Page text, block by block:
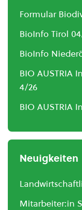
Formular
BioInfo Tirol
BioInfo
BIO AUSTRIA
4/26
BIO AUSTRIA
Neuigkeiten
Mitarbeiter:in